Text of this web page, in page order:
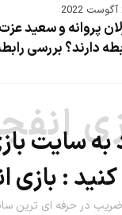
پروانه و سعید
دارند؟ بررسی
به سایت
: بازی
در حرفه ای ترین